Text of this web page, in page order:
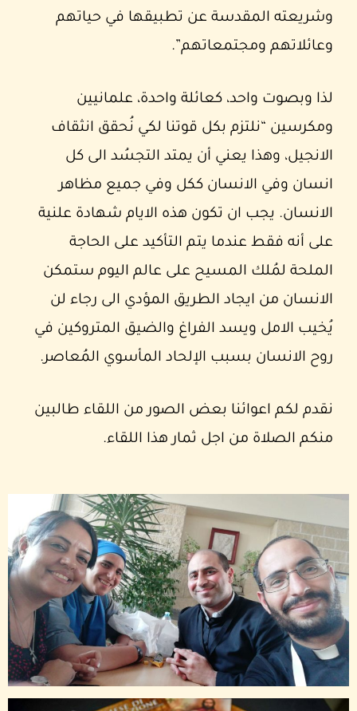
وشريعته المقدسة عن تطبيقها في حياتهم
وعائلاتهم ومجتمعاتهم”.
لذا وبصوت واحد، كعائلة واحدة، علمانيين
ومكرسين “نلتزم بكل قوتنا لكي نُحقق انثقاف
الانجيل، وهذا يعني أن يمتد التجسُد الى كل
انسان وفي الانسان ككل وفي جميع مظاهر
الانسان. يجب ان تكون هذه الايام شهادة علنية
على أنه فقط عندما يتم التأكيد على الحاجة
الملحة لمُلك المسيح على عالم اليوم ستمكن
الانسان من ايجاد الطريق المؤدي الى رجاء لن
يُخيب الامل ويسد الفراغ والضيق المتروكين في
روح الانسان بسبب الإلحاد المأسوي المُعاصر.
نقدم لكم اعوائنا بعض الصور من اللقاء طالبين
منكم الصلاة من اجل ثمار هذا اللقاء.